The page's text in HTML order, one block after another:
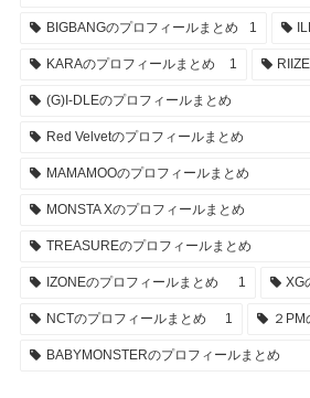
BIGBANGのプロフィールまとめ 1
KARAのプロフィールまとめ 1
(G)I-DLEのプロフィールまとめ
Red Velvetのプロフィールまとめ
MAMAMOOのプロフィールまとめ
MONSTA Xのプロフィールまとめ
TREASUREのプロフィールまとめ
IZONEのプロフィールまとめ 1 XG
NCTのプロフィールまとめ 1 ２
BABYMONSTERのプロフィールまとめ